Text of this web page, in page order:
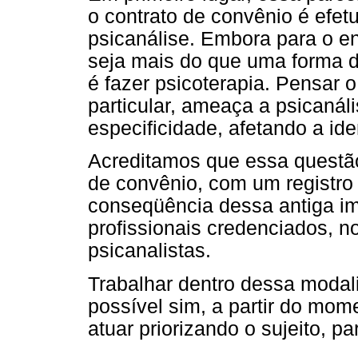
o contrato de convênio é
psicanálise. Embora para o
seja mais do que uma forma
é fazer psicoterapia. Pensar
particular, ameaça a
especificidade, afetando a
Acreditamos que essa
de convênio, com um
conseqüência dessa antiga
profissionais credenciados,
psicanalistas.
Trabalhar dentro dessa
possível sim, a partir do
atuar priorizando o sujeito,